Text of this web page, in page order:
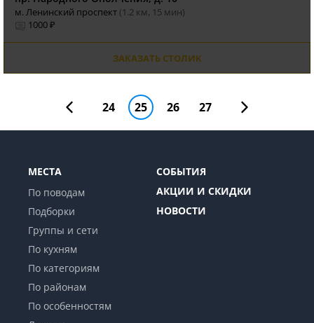
м. Ленинский проспект (1.2 км, 15 мин)
1000 ₽
ЗАКАЗАТЬ СТОЛИК
24 25 26 27
МЕСТА
По поводам
Подборки
Группы и сети
По кухням
По категориям
По районам
По особенностям
СОБЫТИЯ
АКЦИИ И СКИДКИ
НОВОСТИ